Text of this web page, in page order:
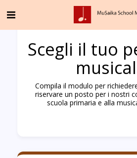
Scegli il tuo
Compila il modulo per
riservare un posto per i nostri
scuola primaria e alla